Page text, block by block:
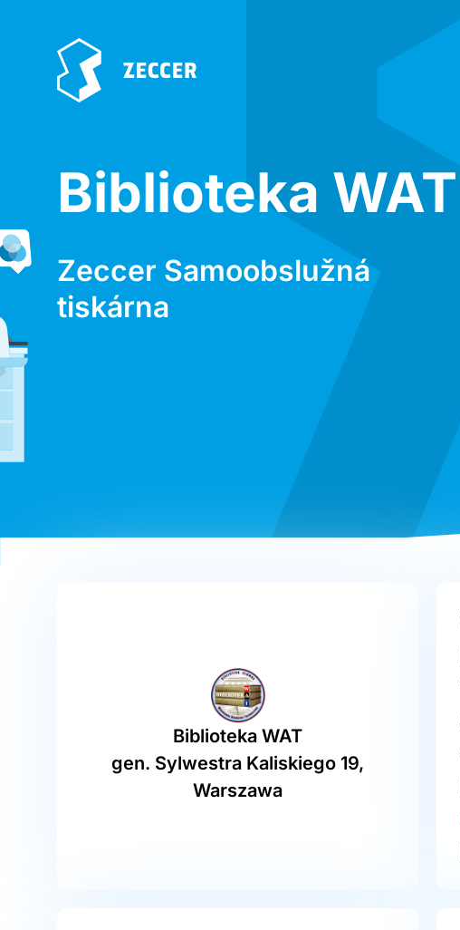
Biblioteka WAT
Zeccer Samoobslužná
tiskárna
Biblioteka WAT
gen. Sylwestra Kaliskiego 19,
Warszawa